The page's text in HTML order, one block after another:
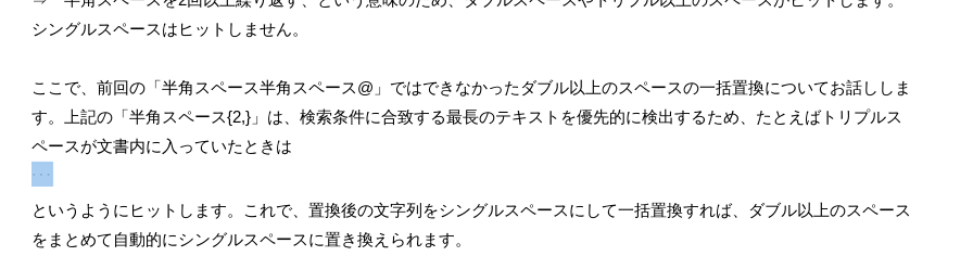
シングルスペースはヒットしません。
ここで、前回の「半角スペース半角スペース@」ではできなかったダブル以上のスペースの一括置換についてお話ししま
す。上記の「半角スペース{2,}」は、検索条件に合致する最長のテキストを優先的に検出するため、たとえばトリプルス
ペースが文書内に入っていたときは
というようにヒットします。これで、置換後の文字列をシングルスペースにして一括置換すれば、ダブル以上のスペース
をまとめて自動的にシングルスペースに置き換えられます。